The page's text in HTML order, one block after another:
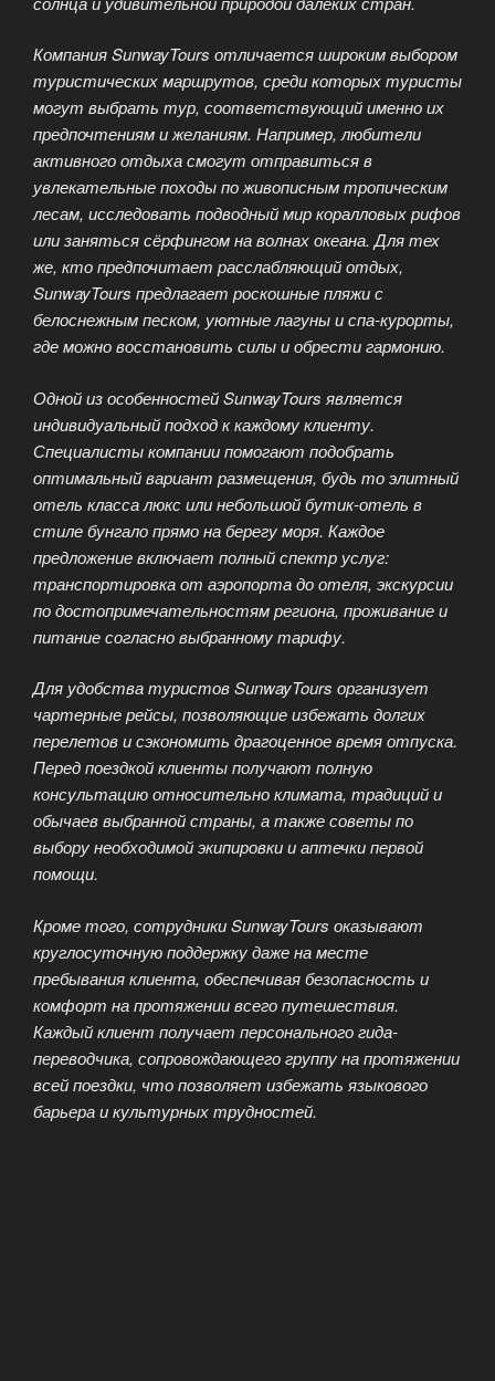
Компания SunwayTours отличается широким выбором
туристических маршрутов, среди которых туристы
могут выбрать тур, соответствующий именно их
предпочтениям и желаниям. Например, любители
активного отдыха смогут отправиться в
увлекательные походы по живописным тропическим
лесам, исследовать подводный мир коралловых рифов
или заняться сёрфингом на волнах океана. Для тех
же, кто предпочитает расслабляющий отдых,
SunwayTours предлагает роскошные пляжи с
белоснежным песком, уютные лагуны и спа-курорты,
где можно восстановить силы и обрести гармонию.
Одной из особенностей SunwayTours является
индивидуальный подход к каждому клиенту.
Специалисты компании помогают подобрать
оптимальный вариант размещения, будь то элитный
отель класса люкс или небольшой бутик-отель в
стиле бунгало прямо на берегу моря. Каждое
предложение включает полный спектр услуг:
транспортировка от аэропорта до отеля, экскурсии
по достопримечательностям региона, проживание и
питание согласно выбранному тарифу.
Для удобства туристов SunwayTours организует
чартерные рейсы, позволяющие избежать долгих
перелетов и сэкономить драгоценное время отпуска.
Перед поездкой клиенты получают полную
консультацию относительно климата, традиций и
обычаев выбранной страны, а также советы по
выбору необходимой экипировки и аптечки первой
помощи.
Кроме того, сотрудники SunwayTours оказывают
круглосуточную поддержку даже на месте
пребывания клиента, обеспечивая безопасность и
комфорт на протяжении всего путешествия.
Каждый клиент получает персонального гида-
переводчика, сопровождающего группу на протяжении
всей поездки, что позволяет избежать языкового
барьера и культурных трудностей.